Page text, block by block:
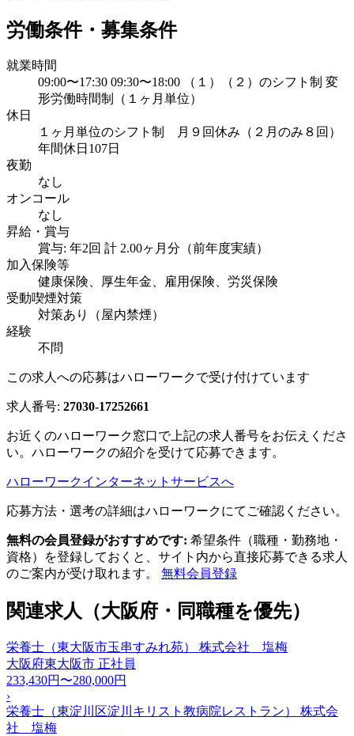
労働条件・募集条件
就業時間
09:00〜17:30 09:30〜18:00 （１）（２）のシフト制 変
形労働時間制（１ヶ月単位）
休日
１ヶ月単位のシフト制 月９回休み（２月のみ８回）
年間休日107日
夜勤
なし
オンコール
なし
昇給・賞与
賞与: 年2回 計 2.00ヶ月分（前年度実績）
加入保険等
健康保険、厚生年金、雇用保険、労災保険
受動喫煙対策
対策あり（屋内禁煙）
経験
不問
この求人への応募はハローワークで受け付けています
求人番号: 27030-17252661
お近くのハローワーク窓口で上記の求人番号をお伝えくださ
い。ハローワークの紹介を受けて応募できます。
ハローワークインターネットサービスへ
応募方法・選考の詳細はハローワークにてご確認ください。
無料の会員登録がおすすめです: 希望条件（職種・勤務地・
資格）を登録しておくと、サイト内から直接応募できる求人
のご案内が受け取れます。 無料会員登録
関連求人（大阪府・同職種を優先）
栄養士（東大阪市玉串すみれ苑） 株式会社 塩梅
大阪府東大阪市 正社員
233,430円〜280,000円
›
栄養士（東淀川区淀川キリスト教病院レストラン） 株式会
社 塩梅